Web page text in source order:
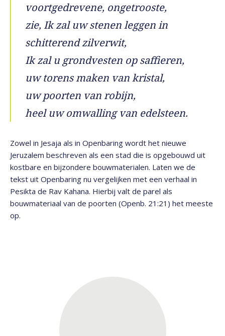
voortgedrevene, ongetrooste,
zie, Ik zal uw stenen leggen in
schitterend zilverwit,
Ik zal u grondvesten op saffieren,
uw torens maken van kristal,
uw poorten van robijn,
heel uw omwalling van edelsteen.
Zowel in Jesaja als in Openbaring wordt het nieuwe
Jeruzalem beschreven als een stad die is opgebouwd uit
kostbare en bijzondere bouwmaterialen. Laten we de
tekst uit Openbaring nu vergelijken met een verhaal in
Pesikta de Rav Kahana. Hierbij valt de parel als
bouwmateriaal van de poorten (Openb. 21:21) het meeste
op.